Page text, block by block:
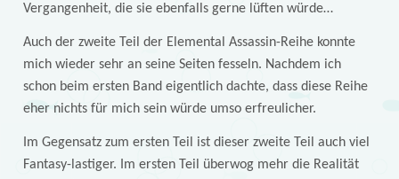
Vergangenheit, die sie ebenfalls gerne lüften würde…
Auch der zweite Teil der Elemental Assassin-Reihe konnte
mich wieder sehr an seine Seiten fesseln. Nachdem ich
schon beim ersten Band eigentlich dachte, dass diese Reihe
eher nichts für mich sein würde umso erfreulicher.
Im Gegensatz zum ersten Teil ist dieser zweite Teil auch viel
Fantasy-lastiger. Im ersten Teil überwog mehr die Realität